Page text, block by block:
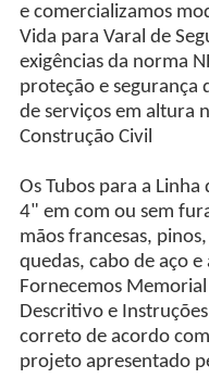
e comercializamos
Vida para Varal de
exigências da norma
proteção e segurança
de serviços em altura
Construção Civil
Os Tubos para a
4" em com ou sem
mãos francesas,
quedas, cabo de aço
Fornecemos
Descritivo e
correto de acordo
projeto apresentado